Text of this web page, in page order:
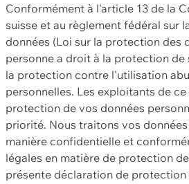
Conformément à l'article 13 de la
suisse et au règlement fédéral sur
données (Loi sur la protection des
personne a droit à la protection de
la protection contre l'utilisation
personnelles. Les exploitants de
protection de vos données
priorité. Nous traitons vos
manière confidentielle et
légales en matière de protection
présente déclaration de protection